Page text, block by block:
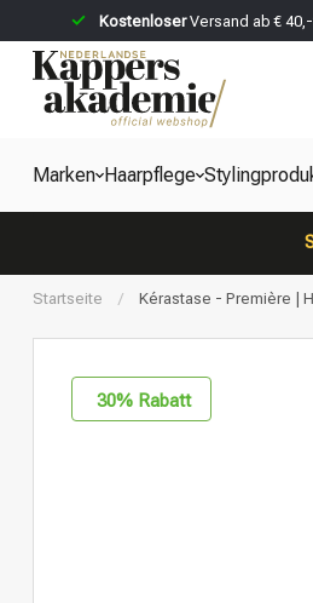
KostenloserVersand ab €
Marken Haarpflege
Startseite / Kérastase - Première |
30% Rabatt